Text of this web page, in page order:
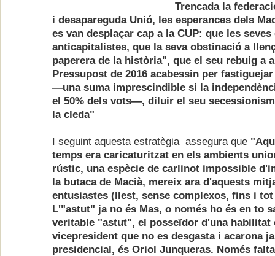
Trencada la
i desapareguda Unió, les esperances dels
es van desplaçar cap a la CUP: que les
anticapitalistes, que la seva obstinació a
paperera de la història", que el seu rebuig a
Pressupost de 2016 acabessin per
—una suma imprescindible si la
el 50% dels vots—, diluir el seu
la cleda"
I seguint aquesta estratègia assegura que
temps era caricaturitzat en els ambients
rústic, una espècie de carlinot impossible
la butaca de Macià, mereix ara d'aquests
entusiastes (llest, sense complexos, fins i
L'"astut" ja no és Mas, o només ho és en to
veritable "astut", el posseïdor d'una habilitat
vicepresident que no es desgasta i acarona
presidencial, és Oriol Junqueras. Només